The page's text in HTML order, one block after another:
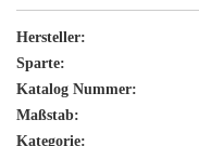
Hersteller:
Sparte:
Katalog Nummer:
Maßstab:
Kategorie: